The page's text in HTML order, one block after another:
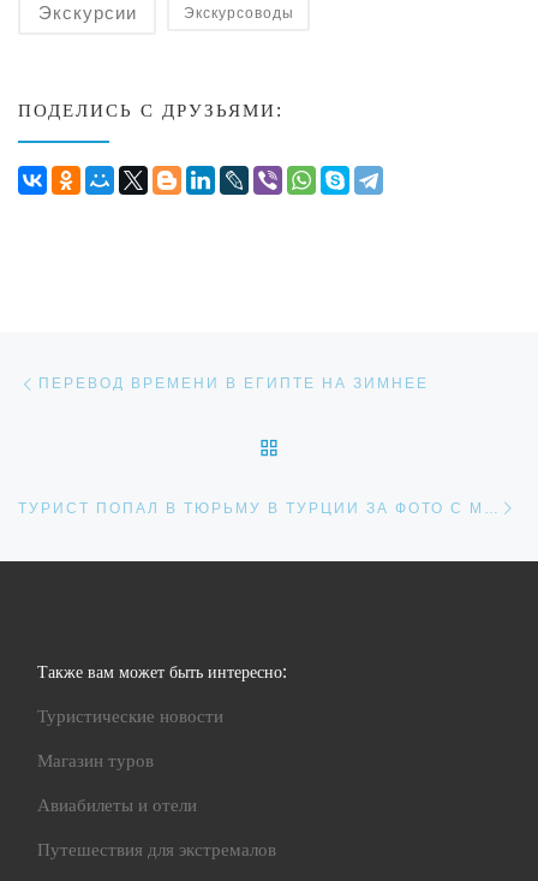
Экскурсии Экскурсоводы
ПОДЕЛИСЬ С ДРУЗЬЯМИ:
ПЕРЕВОД ВРЕМЕНИ В ЕГИПТЕ НА ЗИМНЕЕ
Также вам может быть интересно:
Туристические новости
Магазин туров
Авиабилеты и отели
Путешествия для экстремалов